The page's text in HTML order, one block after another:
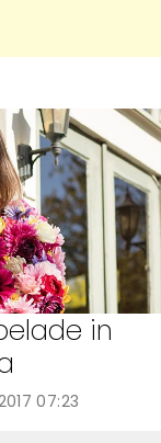
in
07:23